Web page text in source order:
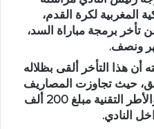
المغربية لكرة القدم،
تأخر برمجة مباراة السد،
ونصف.
هذا التأخر ألقى بظلاله
حيث تجاوزت المصاريف
المرتبطة بمستحقات اللاعبين والأطر التقنية مبلغ 200 ألف
النادي.